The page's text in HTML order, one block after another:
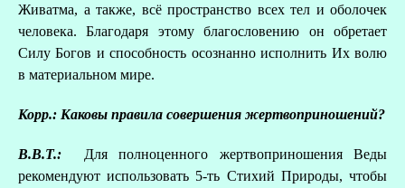
Живатма, а также, всё пространство всех тел и оболочек
человека. Благодаря этому благословению он обретает
Силу Богов и способность осознанно исполнить Их волю
в материальном мире.
Корр.: Каковы правила совершения жертвоприношений?
В.В.Т.: Для полноценного жертвоприношения Веды
рекомендуют использовать 5-ть Стихий Природы, чтобы